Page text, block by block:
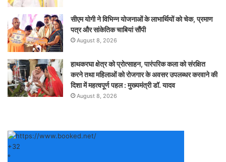
सीएम योगी ने विभिन्न योजनाओं के लाभार्थियों को चेक, प्रमाण
पत्र और सांकेतिक चाबियां सौंपी
August 8, 2026
हाथकरघा क्षेत्र को प्रोत्साहन, पारंपरिक कला को संरक्षित
करने तथा महिलाओं को रोजगार के अवसर उपलब्धर करवाने की
दिशा में महत्वपूर्ण पहल : मुख्यमंत्री डॉ. यादव
August 8, 2026
+32
°